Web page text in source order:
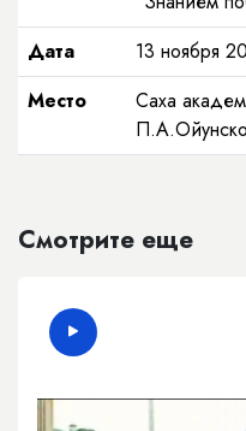
Дата
13 ноября
Место
Саха
Смотрите еще